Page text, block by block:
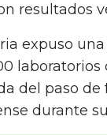
resultados
expuso
del paso
durante